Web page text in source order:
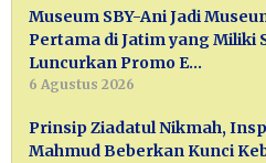
Museum SBY-Ani Jadi
Pertama di Jatim yang Miliki
Luncurkan Promo E…
6 Agustus 2026
Prinsip Ziadatul Nikmah,
Mahmud Beberkan Kunci